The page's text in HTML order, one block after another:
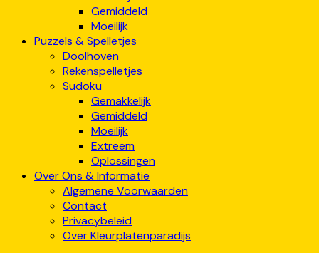
Gemiddeld
Moeilijk
Puzzels & Spelletjes
Doolhoven
Rekenspelletjes
Sudoku
Gemakkelijk
Gemiddeld
Moeilijk
Extreem
Oplossingen
Over Ons & Informatie
Algemene Voorwaarden
Contact
Privacybeleid
Over Kleurplatenparadijs